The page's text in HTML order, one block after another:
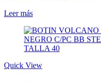
Leer más
Quick View